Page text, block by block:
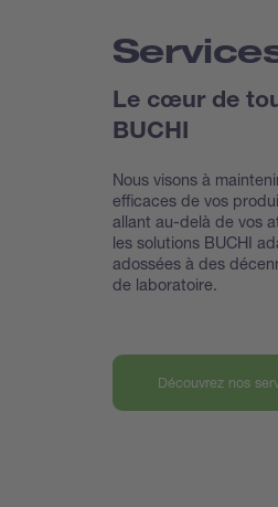
Le cœur de
BUCHI
Nous visons à
efficaces de vos
allant au-delà de vos
les solutions BUCHI
adossées à des
de laboratoire.
Découvrez nos